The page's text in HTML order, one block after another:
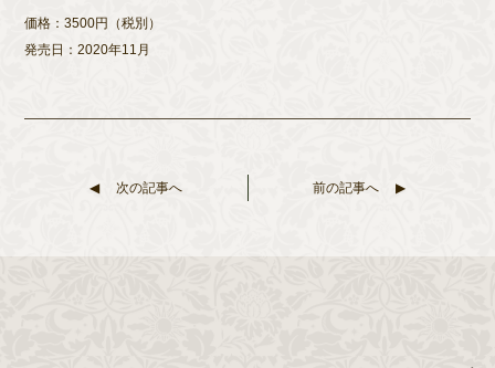
価格：3500円（税別）
発売日：2020年11月
次の記事へ 前の記事へ